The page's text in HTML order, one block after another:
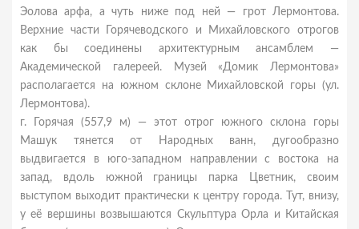
Эолова арфа, а чуть ниже под ней — грот Лермонтова.
Верхние части Горячеводского и Михайловского отрогов
как бы соединены архитектурным ансамблем —
Академической галереей. Музей «Домик Лермонтова»
располагается на южном склоне Михайловской горы (ул.
Лермонтова).
г. Горячая (557,9 м) — этот отрог южного склона горы
Машук тянется от Народных ванн, дугообразно
выдвигается в юго-западном направлении с востока на
запад, вдоль южной границы парка Цветник, своим
выступом выходит практически к центру города. Тут, внизу,
у её вершины возвышаются Скульптура Орла и Китайская